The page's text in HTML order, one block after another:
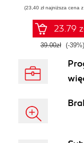
(23,40 zł najniższa cena
23.79
39.00zł (-39%)